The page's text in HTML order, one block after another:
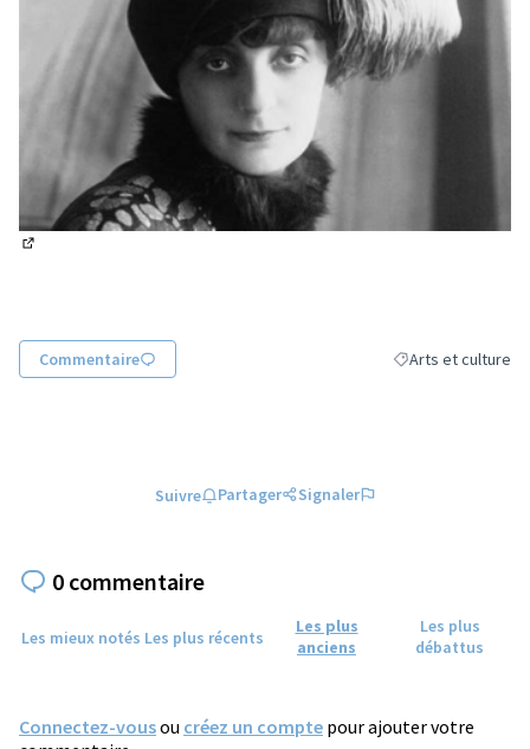
Commentaire Filtrer les
Arts et culture
Suivre Partager Signaler
0 commentaire
Les mieux notés Les plus récents
Les plus
anciens
Les plus
débattus
Connectez-vousou créez un compte pour ajouter votre